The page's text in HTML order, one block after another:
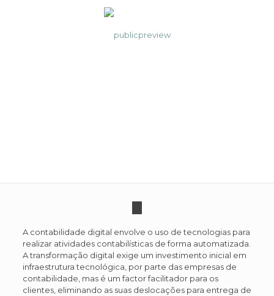
A contabilidade digital envolve o uso de tecnologias para
realizar atividades contabilísticas de forma automatizada.
A transformação digital exige um investimento inicial em
infraestrutura tecnológica, por parte das empresas de
contabilidade, mas é um factor facilitador para os
clientes, eliminando as suas deslocações para entrega de